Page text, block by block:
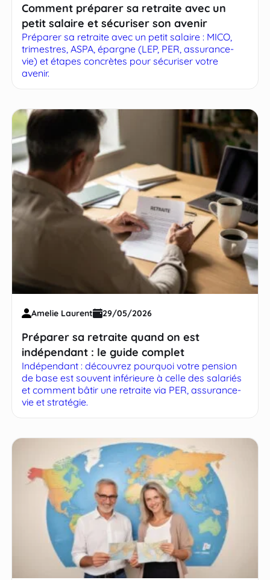
Comment préparer sa retraite avec un
petit salaire et sécuriser son avenir
Préparer sa retraite avec un petit salaire : MICO,
trimestres, ASPA, épargne (LEP, PER, assurance-
vie) et étapes concrètes pour sécuriser votre
avenir.
Amelie Laurent 29/05/2026
Préparer sa retraite quand on est
indépendant : le guide complet
Indépendant : découvrez pourquoi votre pension
de base est souvent inférieure à celle des salariés
et comment bâtir une retraite via PER, assurance-
vie et stratégie.